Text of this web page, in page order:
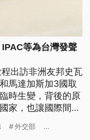
等為台灣發聲
出訪非洲友邦史瓦
馬達加斯加3國取
時生變，背後的原
家，也讓國際間紛
申兩國邦誼不會受
外交部 ...